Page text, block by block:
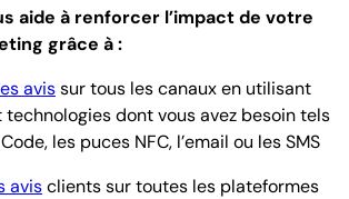
aide à renforcer l’impact de votre
grâce à :
avissur tous les canaux en utilisant
technologies dont vous avez besoin tels
les puces NFC, l’email ou les SMS
avisclients sur toutes les plateformes